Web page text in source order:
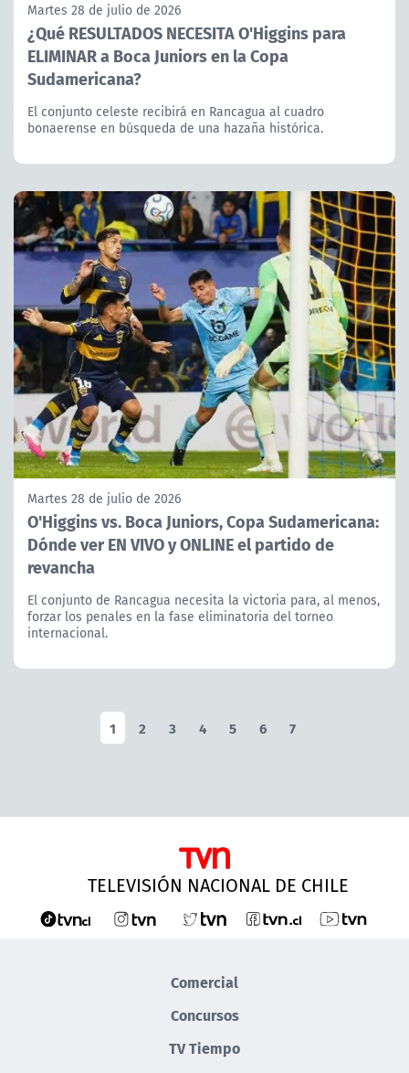
Martes 28 de julio de 2026
¿Qué RESULTADOS NECESITA O'Higgins para
ELIMINAR a Boca Juniors en la Copa
Sudamericana?
El conjunto celeste recibirá en Rancagua al cuadro
bonaerense en búsqueda de una hazaña histórica.
Martes 28 de julio de 2026
O'Higgins vs. Boca Juniors, Copa Sudamericana:
Dónde ver EN VIVO y ONLINE el partido de
revancha
El conjunto de Rancagua necesita la victoria para, al menos,
forzar los penales en la fase eliminatoria del torneo
internacional.
1 2 3 4 5 6 7
TELEVISIÓN NACIONAL DE CHILE
Comercial
Concursos
TV Tiempo